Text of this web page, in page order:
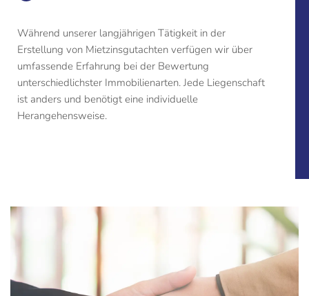
Während unserer langjährigen Tätigkeit in der
Erstellung von Mietzinsgutachten verfügen wir über
umfassende Erfahrung bei der Bewertung
unterschiedlichster Immobilienarten. Jede Liegenschaft
ist anders und benötigt eine individuelle
Herangehensweise.